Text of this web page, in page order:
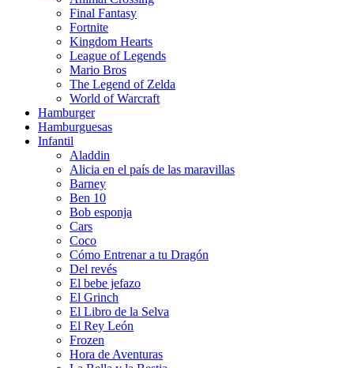
Final Fantasy
Fortnite
Kingdom Hearts
League of Legends
Mario Bros
The Legend of Zelda
World of Warcraft
Hamburger
Hamburguesas
Infantil
Aladdin
Alicia en el país de las maravillas
Barney
Ben 10
Bob esponja
Cars
Coco
Cómo Entrenar a tu Dragón
Del revés
El bebe jefazo
El Grinch
El Libro de la Selva
El Rey León
Frozen
Hora de Aventuras